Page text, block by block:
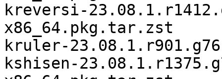
kreversi-
x86_64.pkg.tar.zst
kruler-
kshisen-